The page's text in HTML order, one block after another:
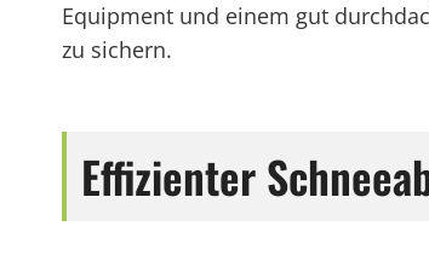
Equipment und einem gut
zu sichern.
Effizienter